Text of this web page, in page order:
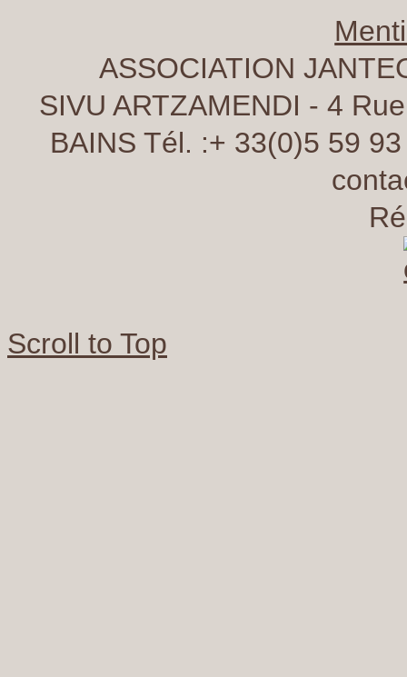
ASSOCIATION
SIVU ARTZAMENDI - 4
BAINS Tél. :+ 33(0)5 59
Scroll to Top